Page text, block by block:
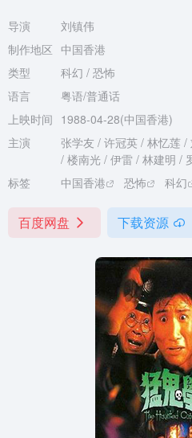
导演
刘镇伟
制作地区 中国香港
类型
科幻 / 恐怖
语言
粤语/普通话
上映时间 1988-04-28(中国香港)
主演
张学友 / 许冠英 / 林忆莲
/ 楼南光 / 伊雷 / 林建明 /
标签
中国香港 恐怖 科幻
百度网盘 下载资源